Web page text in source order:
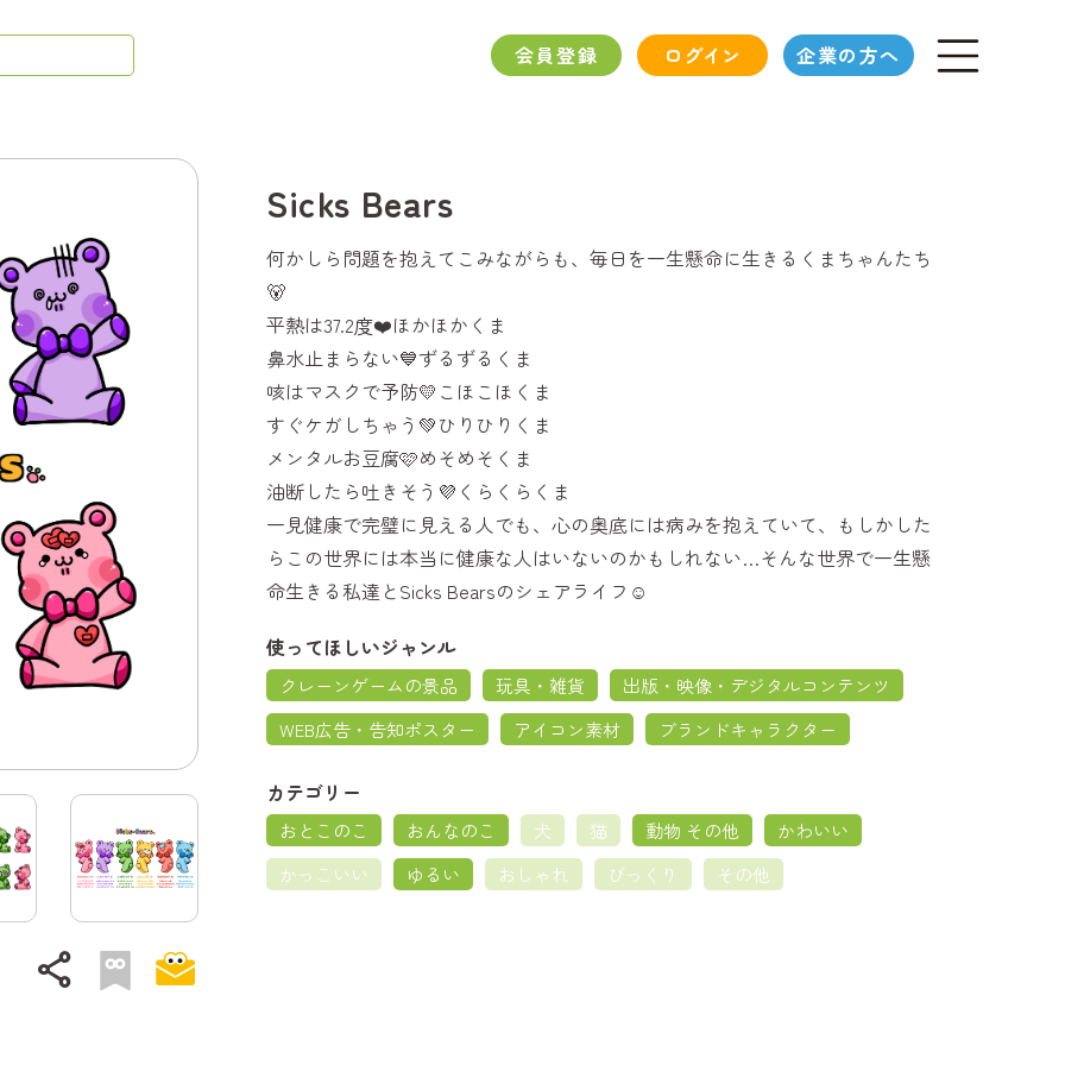
会員登録 ログイン 企業の方へ
share
Sicks Bears
何かしら問題を抱えてこみながらも、毎日を一生懸命に生きるくまちゃんたち
🐻
平熱は37.2度❤️ほかほかくま
鼻水止まらない💙ずるずるくま
咳はマスクで予防💛こほこほくま
すぐケガしちゃう💚ひりひりくま
メンタルお豆腐🩷めそめそくま
油断したら吐きそう💜くらくらくま
一見健康で完璧に見える人でも、心の奥底には病みを抱えていて、もしかした
らこの世界には本当に健康な人はいないのかもしれない…そんな世界で一生懸
命生きる私達とSicks Bearsのシェアライフ☺️
使ってほしいジャンル
クレーンゲームの景品 玩具・雑貨
出版・映像・デジタルコンテンツ
WEB広告・告知ポスター
アイコン素材 ブランドキャラクター
カテゴリー
おとこのこ おんなのこ 犬 猫 動物 その他
かわいい
かっこいい
ゆるい おしゃれ びっくり その他